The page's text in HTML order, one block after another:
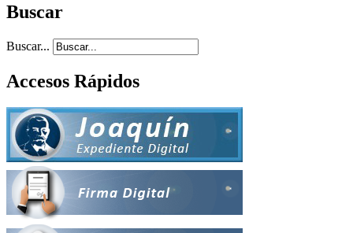
Buscar
Buscar...
Accesos Rápidos